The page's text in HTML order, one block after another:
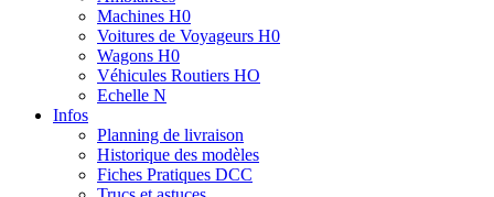
Machines H0
Voitures de Voyageurs H0
Wagons H0
Véhicules Routiers HO
Echelle N
Infos
Planning de livraison
Historique des modèles
Fiches Pratiques DCC